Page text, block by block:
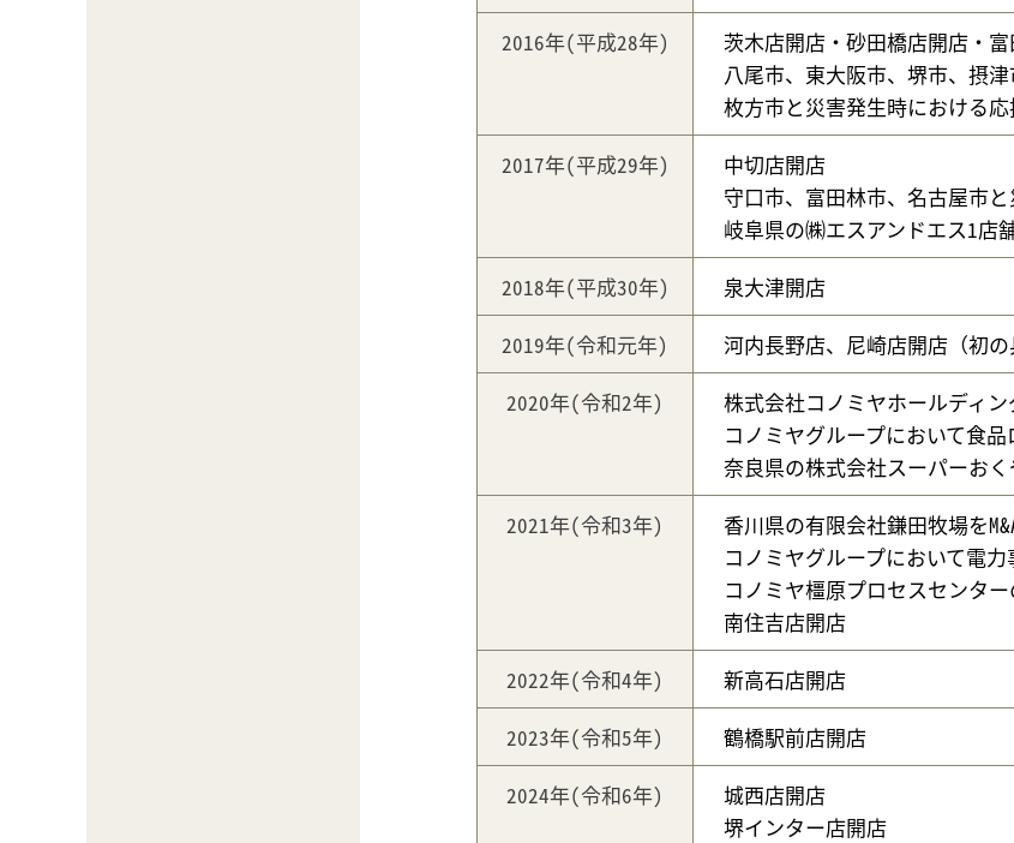
2016年(平成28年)
茨木店開店・砂田橋店開店・
八尾市、東大阪市、堺市、摂
枚方市と災害発生時における
2017年(平成29年)
中切店開店
守口市、富田林市、名古屋市
岐阜県の㈱エスアンドエス1店
2018年(平成30年)
泉大津開店
2019年(令和元年)
河内長野店、尼崎店開店（初の
2020年(令和2年)
株式会社コノミヤホールディ
コノミヤグループにおいて食
奈良県の株式会社スーパーおく
2021年(令和3年)
香川県の有限会社鎌田牧場を
コノミヤグループにおいて電
コノミヤ橿原プロセスセンタ
南住吉店開店
2022年(令和4年)
新高石店開店
2023年(令和5年)
鶴橋駅前店開店
2024年(令和6年)
城西店開店
堺インター店開店